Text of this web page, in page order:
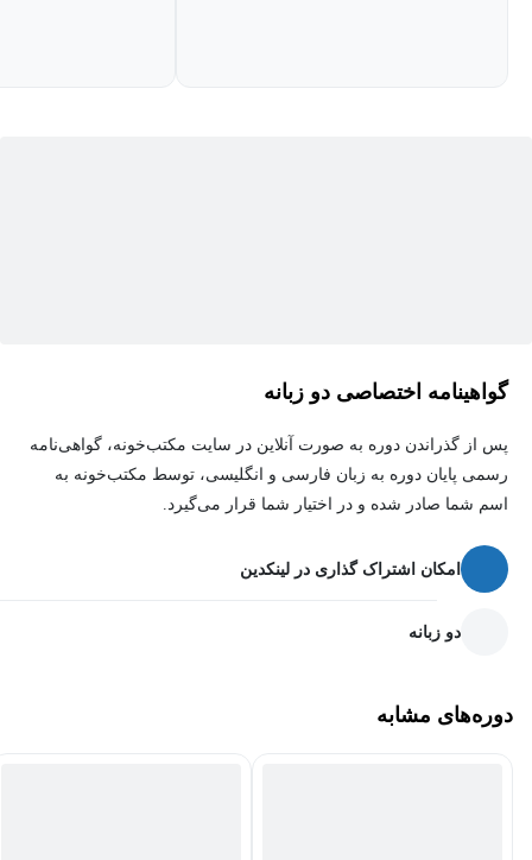
در تمام پست‌های حیاتی شما وجود خواهند داشت، نه فقط امروز، بلکه
کمک می‌کند تا قدرت فعلی خود را درک کنند و برنامه‌هایی برای بهبود
فراهم کنند.
در این دوره با پیاده‌سازی و تسهیل فرایند برنامه‌ریزی جانشین‌پروری
آشنا می‌شوید. همچنین کشف کنید که چگونه رویکردی ایجاد کنید که به
سازمان شما امکان می دهد خط لوله رهبری خود را کامل و جاری نگه
گواهینامه اختصاصی دو زبانه
پس از گذراندن دوره به صورت آنلاین در سایت مکتب‌خونه، گواهی‌نامه
رسمی پایان دوره به زبان فارسی و انگلیسی، توسط مکتب‌خونه به
اسم شما صادر شده و در اختیار شما قرار می‌گیرد.
امکان اشتراک گذاری در لینکدین
دو زبانه
دوره‌های مشابه